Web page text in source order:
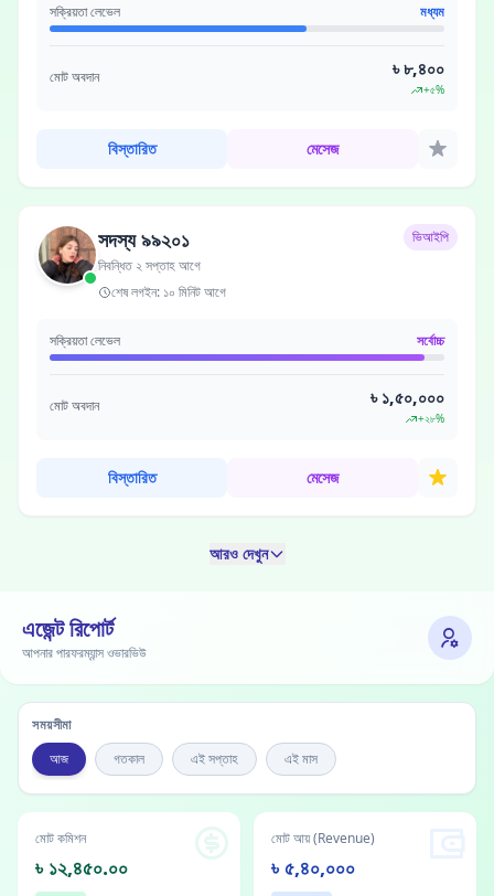
সক্রিয়তা লেভেল মধ্যম
মোট অবদান ৳ ৮,৪০০
+৫%
বিস্তারিত মেসেজ
সদস্য ৯৯২০১
নিবন্ধিত ২ সপ্তাহ আগে
ভিআইপি
শেষ লগইন: ১০ মিনিট আগে
সক্রিয়তা লেভেল সর্বোচ্চ
মোট অবদান ৳ ১,৫০,০০০
+২৮%
বিস্তারিত মেসেজ
আরও দেখুন
এজেন্ট রিপোর্ট
আপনার পারফরম্যান্স ওভারভিউ
সময়সীমা
আজ
গতকাল এই সপ্তাহ এই মাস
মোট কমিশন
৳ ১২,৪৫০.০০
মোট আয় (Revenue)
৳ ৫,৪০,০০০